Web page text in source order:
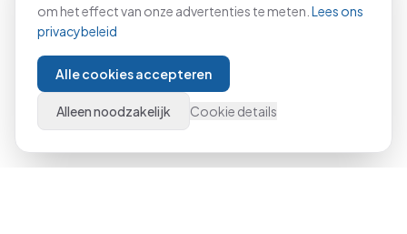
om het effect van onze advertenties te meten. Lees ons
privacybeleid
Alle cookies accepteren
Alleen noodzakelijk Cookie details